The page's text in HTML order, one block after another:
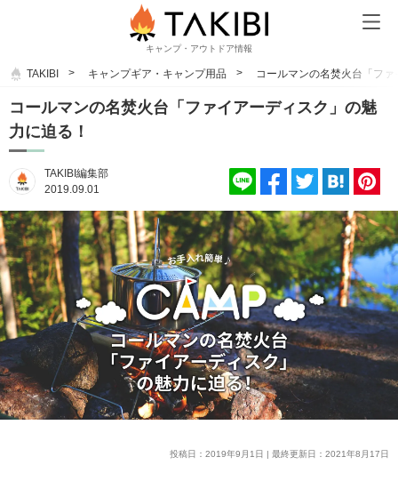
キャンプ・アウトドア情報
TAKIBI キャンプギア・キャンプ用品 コールマンの名焚火台「フ
コールマンの名焚火台「ファイアーディスク」の魅
力に迫る！
TAKIBI編集部
2019.09.01
投稿日：2019年9月1日 | 最終更新日：2021年8月17日